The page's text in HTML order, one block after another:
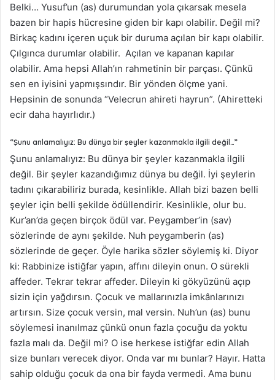
Belki… Yusuf’un (as) durumundan yola çıkarsak mesela
bazen bir hapis hücresine giden bir kapı olabilir. Değil mi?
Birkaç kadını içeren uçuk bir duruma açılan bir kapı olabilir.
Çılgınca durumlar olabilir. Açılan ve kapanan kapılar
olabilir. Ama hepsi Allah’ın rahmetinin bir parçası. Çünkü
sen en iyisini yapmışsındır. Bir yönden ölçme yani.
Hepsinin de sonunda “Velecrun ahireti hayrun”. (Ahiretteki
ecir daha hayırlıdır.)
“Şunu anlamalıyız: Bu dünya bir şeyler kazanmakla ilgili değil…”
Şunu anlamalıyız: Bu dünya bir şeyler kazanmakla ilgili
değil. Bir şeyler kazandığımız dünya bu değil. İyi şeylerin
tadını çıkarabiliriz burada, kesinlikle. Allah bizi bazen belli
şeyler için belli şekilde ödüllendirir. Kesinlikle, olur bu.
Kur’an’da geçen birçok ödül var. Peygamber’in (sav)
sözlerinde de aynı şekilde. Nuh peygamberin (as)
sözlerinde de geçer. Öyle harika sözler söylemiş ki. Diyor
ki: Rabbinize istiğfar yapın, affını dileyin onun. O sürekli
affeder. Tekrar tekrar affeder. Dileyin ki gökyüzünü açıp
sizin için yağdırsın. Çocuk ve mallarınızla imkânlarınızı
artırsın. Size çocuk versin, mal versin. Nuh’un (as) bunu
söylemesi inanılmaz çünkü onun fazla çocuğu da yoktu
fazla malı da. Değil mi? O ise herkese istiğfar edin Allah
size bunları verecek diyor. Onda var mı bunlar? Hayır. Hatta
sahip olduğu çocuk da ona bir fayda vermedi. Ama bunu